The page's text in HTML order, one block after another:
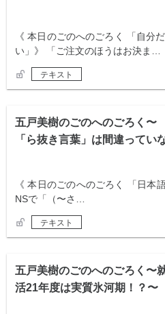
《 本日のごのへのごろく 「自
い」》 「ご注文のほうはお決ま…
テキスト
五戸美樹のごのへのごろく〜
「ら抜き言葉」は間違ってい
《 本日のごのへのごろく 「日
NSで「（〜さ…
テキスト
五戸美樹のごのへのごろく〜
活21年度は実質氷河期！？〜